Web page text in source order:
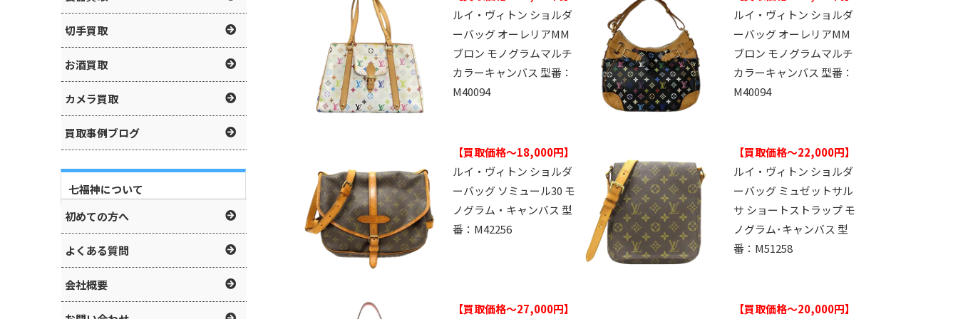
ルイ・ヴィトン ショルダ
ーバッグ オーレリアMM
ブロン モノグラムマルチ
カラーキャンバス 型番：
M40094
ルイ・ヴィトン ショルダ
ーバッグ オーレリアMM
ブロン モノグラムマルチ
カラーキャンバス 型番：
M40094
【買取価格～18,000円】
ルイ・ヴィトン ショルダ
ーバッグ ソミュール30 モ
ノグラム・キャンバス 型
番：M42256
【買取価格～22,000円】
ルイ・ヴィトン ショルダ
ーバッグ ミュゼットサル
サ ショートストラップ モ
ノグラム･キャンバス 型
番：M51258
【買取価格～27,000円】 【買取価格～20,000円】
切手買取
お酒買取
カメラ買取
買取事例ブログ
七福神について
初めての方へ
よくある質問
会社概要